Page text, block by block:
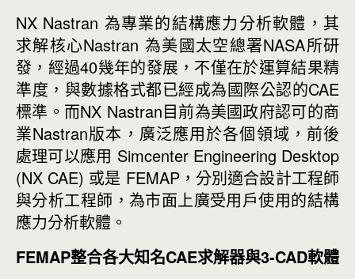
NX Nastran 為專業的結構應力分析軟體，其
求解核心Nastran 為美國太空總署NASA所研
發，經過40幾年的發展，不僅在於運算結果精
準度，與數據格式都已經成為國際公認的CAE
標準。而NX Nastran目前為美國政府認可的商
業Nastran版本，廣泛應用於各個領域，前後
處理可以應用 Simcenter Engineering Desktop
(NX CAE) 或是 FEMAP，分別適合設計工程師
與分析工程師，為市面上廣受用戶使用的結構
應力分析軟體。
FEMAP整合各大知名CAE求解器與3-CAD軟體